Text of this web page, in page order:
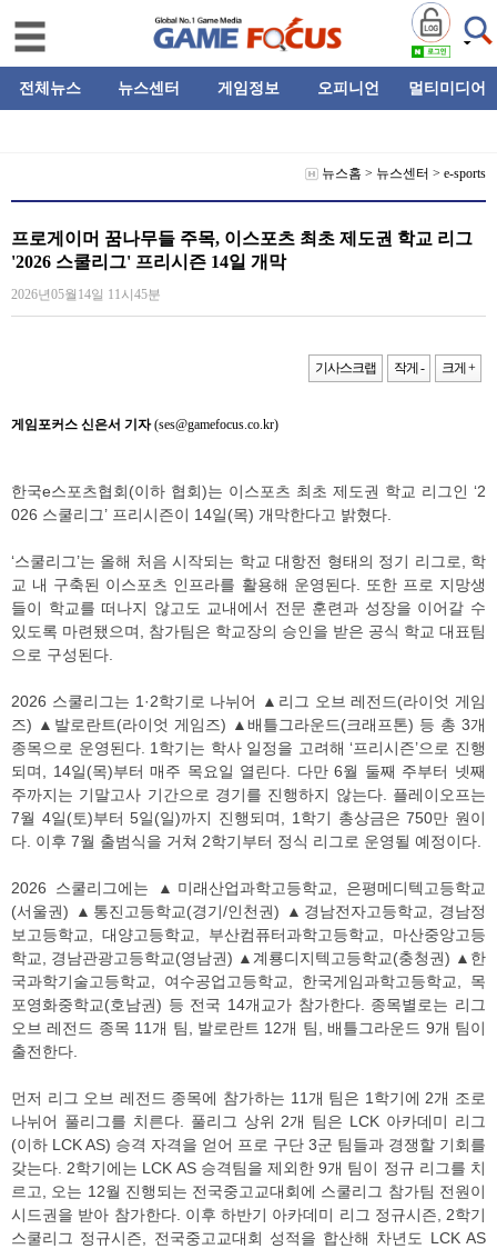
전체뉴스 뉴스센터 게임정보 오피니언 멀티미디어
뉴스홈 > 뉴스센터 > e-sports
프로게이머 꿈나무들 주목, 이스포츠 최초 제도권 학교 리그
'2026 스쿨리그' 프리시즌 14일 개막
2026년05월14일 11시45분
기사스크랩 작게 - 크게 +
게임포커스 신은서 기자(ses@gamefocus.co.kr)
한국e스포츠협회(이하 협회)는 이스포츠 최초 제도권 학교 리그인 ‘2
026 스쿨리그’ 프리시즌이 14일(목) 개막한다고 밝혔다.
‘스쿨리그’는 올해 처음 시작되는 학교 대항전 형태의 정기 리그로, 학
교 내 구축된 이스포츠 인프라를 활용해 운영된다. 또한 프로 지망생
들이 학교를 떠나지 않고도 교내에서 전문 훈련과 성장을 이어갈 수
있도록 마련됐으며, 참가팀은 학교장의 승인을 받은 공식 학교 대표팀
으로 구성된다.
2026 스쿨리그는 1·2학기로 나뉘어 ▲리그 오브 레전드(라이엇 게임
즈) ▲발로란트(라이엇 게임즈) ▲배틀그라운드(크래프톤) 등 총 3개
종목으로 운영된다. 1학기는 학사 일정을 고려해 ‘프리시즌’으로 진행
되며, 14일(목)부터 매주 목요일 열린다. 다만 6월 둘째 주부터 넷째
주까지는 기말고사 기간으로 경기를 진행하지 않는다. 플레이오프는
7월 4일(토)부터 5일(일)까지 진행되며, 1학기 총상금은 750만 원이
다. 이후 7월 출범식을 거쳐 2학기부터 정식 리그로 운영될 예정이다.
2026 스쿨리그에는 ▲미래산업과학고등학교, 은평메디텍고등학교
(서울권) ▲통진고등학교(경기/인천권) ▲경남전자고등학교, 경남정
보고등학교, 대양고등학교, 부산컴퓨터과학고등학교, 마산중앙고등
학교, 경남관광고등학교(영남권) ▲계룡디지텍고등학교(충청권) ▲한
국과학기술고등학교, 여수공업고등학교, 한국게임과학고등학교, 목
포영화중학교(호남권) 등 전국 14개교가 참가한다. 종목별로는 리그
오브 레전드 종목 11개 팀, 발로란트 12개 팀, 배틀그라운드 9개 팀이
출전한다.
먼저 리그 오브 레전드 종목에 참가하는 11개 팀은 1학기에 2개 조로
나뉘어 풀리그를 치른다. 풀리그 상위 2개 팀은 LCK 아카데미 리그
(이하 LCK AS) 승격 자격을 얻어 프로 구단 3군 팀들과 경쟁할 기회를
갖는다. 2학기에는 LCK AS 승격팀을 제외한 9개 팀이 정규 리그를 치
르고, 오는 12월 진행되는 전국중고교대회에 스쿨리그 참가팀 전원이
시드권을 받아 참가한다. 이후 하반기 아카데미 리그 정규시즌, 2학기
스쿨리그 정규시즌, 전국중고교대회 성적을 합산해 차년도 LCK AS